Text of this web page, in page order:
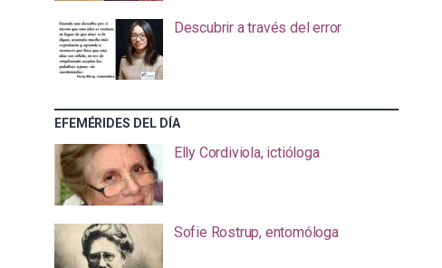
Descubrir a través del error
EFEMÉRIDES DEL DÍA
Elly Cordiviola, ictióloga
Sofie Rostrup, entomóloga